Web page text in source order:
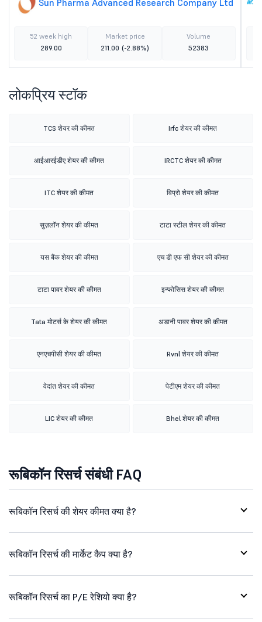
Sun Pharma Advanced Research Company Ltd
52 week high
289.00
Market price
211.00 (-2.88%)
Volume
52383
लोकप्रिय स्टॉक
TCS शेयर की कीमत Irfc शेयर की कीमत
आईआरईडीए शेयर की कीमत IRCTC शेयर की कीमत
ITC शेयर की कीमत विप्रो शेयर की कीमत
सुज़लॉन शेयर की कीमत टाटा स्टील शेयर की कीमत
यस बैंक शेयर की कीमत एच डी एफ सी शेयर की कीमत
टाटा पावर शेयर की कीमत इन्फोसिस शेयर की कीमत
Tata मोटर्स के शेयर की कीमत अडानी पावर शेयर की कीमत
एनएचपीसी शेयर की कीमत Rvnl शेयर की कीमत
वेदांत शेयर की कीमत पेटीएम शेयर की कीमत
LIC शेयर की कीमत Bhel शेयर की कीमत
रूबिकॉन रिसर्च संबंधी FAQ
रूबिकॉन रिसर्च की शेयर कीमत क्या है?
रूबिकॉन रिसर्च की मार्केट कैप क्या है?
रूबिकॉन रिसर्च का P/E रेशियो क्या है?